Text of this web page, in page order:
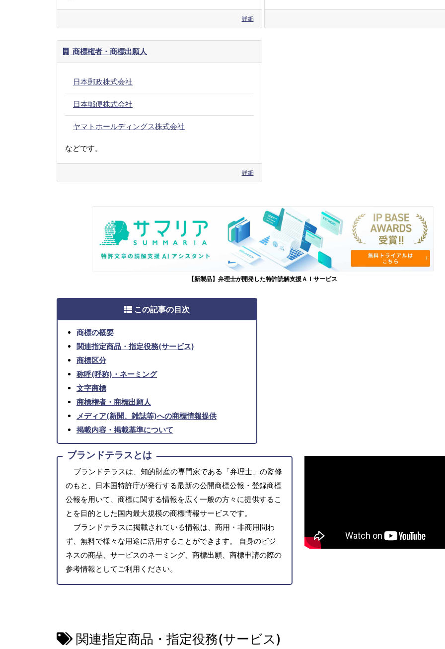
詳細
商標権者・商標出願人
日本郵政株式会社
日本郵便株式会社
ヤマトホールディングス株式会社
などです。
詳細
【新製品】弁理士が開発した特許読解支援ＡＩサービス
この記事の目次
商標の概要
関連指定商品・指定役務(サービス)
商標区分
称呼(呼称)・ネーミング
文字商標
商標権者・商標出願人
メディア(新聞、雑誌等)への商標情報提供
掲載内容・掲載基準について
ブランドテラスとは
ブランドテラスは、知的財産の専門家である「弁理士」の監修
のもと、日本国特許庁が発行する最新の公開商標公報・登録商標
公報を用いて、商標に関する情報を広く一般の方々に提供するこ
とを目的とした国内最大規模の商標情報サービスです。
ブランドテラスに掲載されている情報は、商用・非商用問わ
ず、無料で様々な用途に活用することができます。 自身のビジ
ネスの商品、サービスのネーミング、商標出願、商標申請の際の
参考情報としてご利用ください。
関連指定商品・指定役務(サービス)